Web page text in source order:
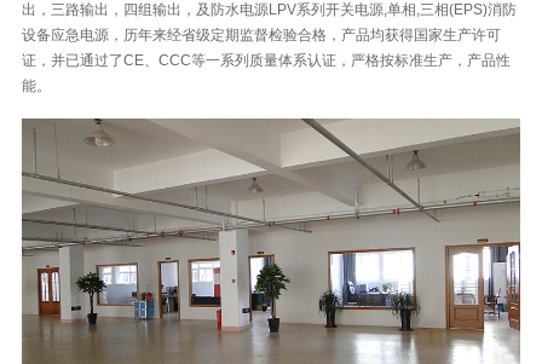
出，三路输出，四组输出，及防水电源LPV系列开关电源,单相,三相(EPS)消防
设备应急电源，历年来经省级定期监督检验合格，产品均获得国家生产许可
证，并已通过了CE、CCC等一系列质量体系认证，严格按标准生产，产品性
能。